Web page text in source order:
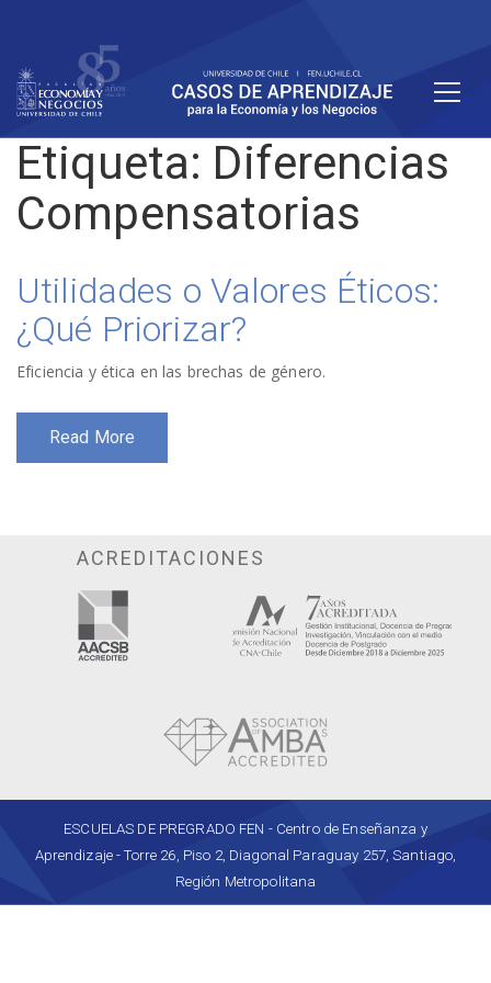
Etiqueta: Diferencias
Compensatorias
Utilidades o Valores Éticos:
¿Qué Priorizar?
Eficiencia y ética en las brechas de género.
Read More
ACREDITACIONES
ESCUELAS DE PREGRADO FEN - Centro de Enseñanza y
Aprendizaje - Torre 26, Piso 2, Diagonal Paraguay 257, Santiago,
Región Metropolitana